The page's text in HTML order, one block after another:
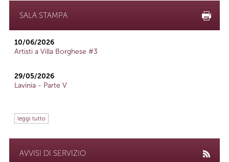
SALA STAMPA
10/06/2026
Artisti a Villa Borghese #3
29/05/2026
Lavinia - Parte V
leggi tutto
AVVISI DI SERVIZIO